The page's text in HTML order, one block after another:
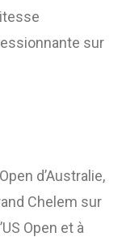
sur
d’Australie,
Chelem sur
Open et à